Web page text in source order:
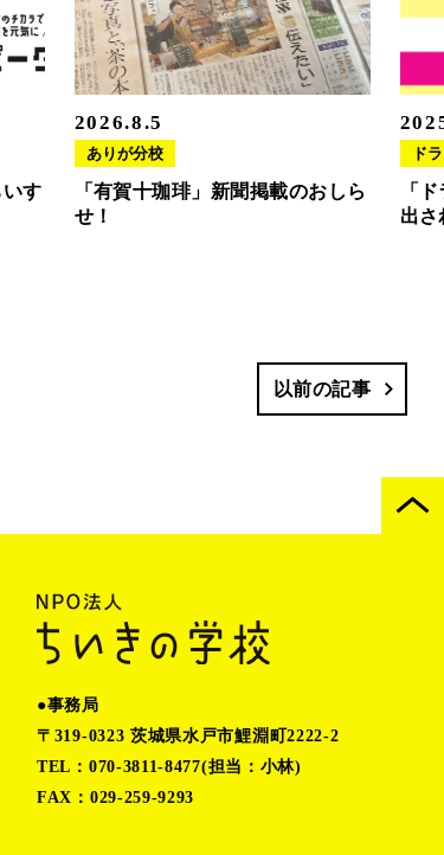
す
2026.8.5
ありが分校
「有賀十珈琲」新聞掲載のおしら
せ！
ドラ
「
出さ
以前の記事
●事務局
〒319-0323 茨城県水戸市鯉淵町2222-2
TEL：070-3811-8477(担当：小林)
FAX：029-259-9293